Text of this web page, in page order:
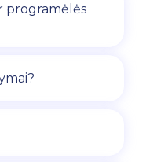
programėlės